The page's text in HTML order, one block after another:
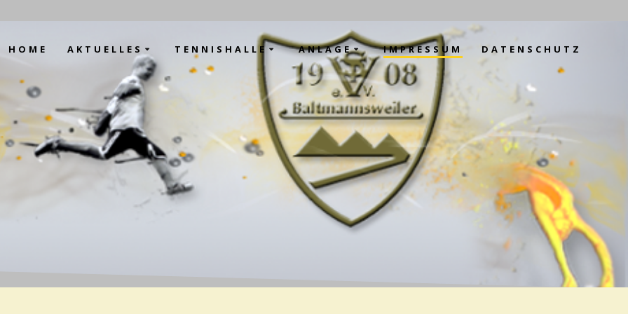
HOME AKTUELLES TENNISHALLE ANLAGE IMPRESSUM DATENSCHUTZ